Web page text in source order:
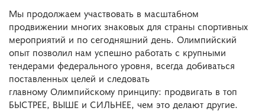
Мы продолжаем участвовать в масштабном
продвижении многих знаковых для страны спортивных
мероприятий и по сегодняшний день. Олимпийский
опыт позволил нам успешно работать с крупными
тендерами федерального уровня, всегда добиваться
поставленных целей и следовать
главному Олимпийскому принципу: продвигать в топ
БЫСТРЕЕ, ВЫШЕ и СИЛЬНЕЕ, чем это делают другие.